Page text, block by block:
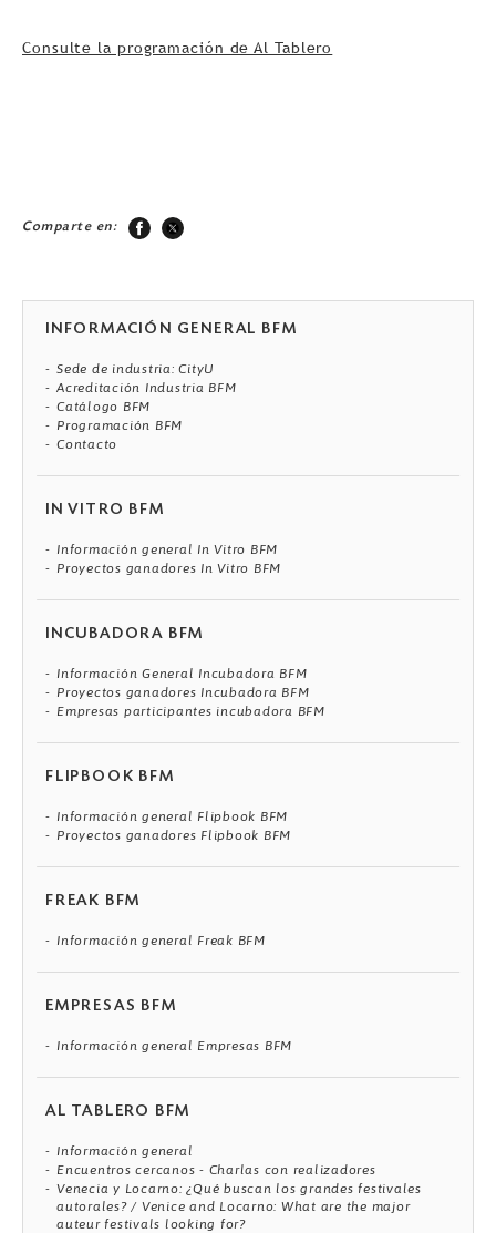
Consulte la programación de Al Tablero
Comparte en:
INFORMACIÓN GENERAL BFM
Sede de industria: CityU
Acreditación Industria BFM
Catálogo BFM
Programación BFM
Contacto
IN VITRO BFM
Información general In Vitro BFM
Proyectos ganadores In Vitro BFM
INCUBADORA BFM
Información General Incubadora BFM
Proyectos ganadores Incubadora BFM
Empresas participantes incubadora BFM
FLIPBOOK BFM
Información general Flipbook BFM
Proyectos ganadores Flipbook BFM
FREAK BFM
Información general Freak BFM
EMPRESAS BFM
Información general Empresas BFM
AL TABLERO BFM
Información general
Encuentros cercanos - Charlas con realizadores
Venecia y Locarno: ¿Qué buscan los grandes festivales
autorales? / Venice and Locarno: What are the major
auteur festivals looking for?